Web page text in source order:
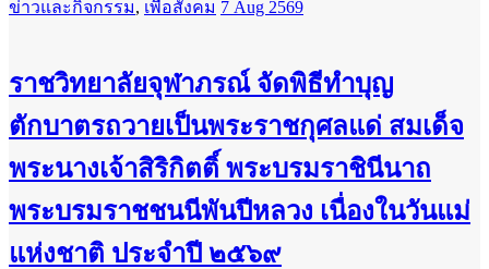
ข่าวและกิจกรรม, เพื่อสังคม 7 Aug 2569
ราชวิทยาลัยจุฬาภรณ์ จัดพิธีทำบุญ
ตักบาตรถวายเป็นพระราชกุศลแด่ สมเด็จ
พระนางเจ้าสิริกิตติ์ พระบรมราชินีนาถ
พระบรมราชชนนีพันปีหลวง เนื่องในวันแม่
แห่งชาติ ประจำปี ๒๕๖๙